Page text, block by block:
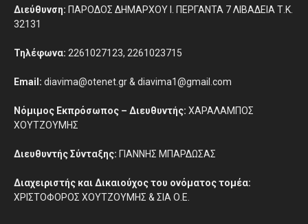
Διεύθυνση: ΠΑΡΟΔΟΣ ΔΗΜΑΡΧΟΥ Ι. ΠΕΡΓΑΝΤΑ 7 ΛΙΒΑΔΕΙΑ Τ.Κ.
32131
Τηλέφωνα: 2261027123, 2261023715
Email: diavima@otenet.gr & diavima1@gmail.com
Νόμιμος Εκπρόσωπος – Διευθυντής: ΧΑΡΑΛΑΜΠΟΣ
ΧΟΥΤΖΟΥΜΗΣ
Διευθυντής Σύνταξης: ΓΙΑΝΝΗΣ ΜΠΑΡΔΩΣΑΣ
Διαχειριστής και Δικαιούχος του ονόματος τομέα:
ΧΡΙΣΤΟΦΟΡΟΣ ΧΟΥΤΖΟΥΜΗΣ & ΣΙΑ Ο.Ε.